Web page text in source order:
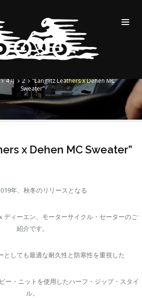
LEATHERS X
SWEATER”
4月 2
“Langlitz Leathers x Dehen MC
Sweater”
x Dehen MC Sweater”
年、秋冬のリリースとなる
ディーエン、モーターサイクル・セーターのご
紹介です。
としても最適な耐久性と防寒性を重視した
ー・ニットを使用したハーフ・ジップ・スタイ
ル。